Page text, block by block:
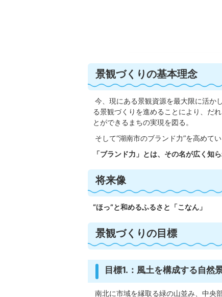
景観づくりの基本理念
今、現にある景観資源を最大限に活か
る景観づくりを進めることにより、だ
とができるまちの実現を図る。
そして“湖南市のブランド力”を高めてい
「ブランド力」とは、その名が広く知
将来像
“ほっ”と和めるふるさと「こなん」
景観づくりの目標
目標1.：風土を構成する自然
南北に市域を縁取る緑の山並み、中央